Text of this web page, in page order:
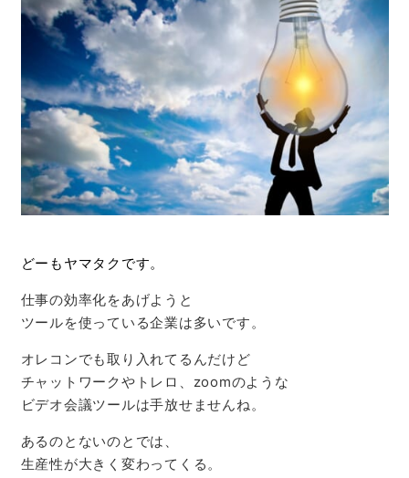
どーもヤマタクです。
仕事の効率化をあげようと
ツールを使っている企業は多いです。
オレコンでも取り入れてるんだけど
チャットワークやトレロ、zoomのような
ビデオ会議ツールは手放せませんね。
あるのとないのとでは、
生産性が大きく変わってくる。